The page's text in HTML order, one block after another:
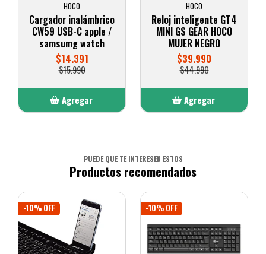
HOCO
Cargador inalámbrico
CW59 USB-C apple /
samsumg watch
$14.391
$15.990
Agregar
HOCO
Reloj inteligente GT4
MINI GS GEAR HOCO
MUJER NEGRO
$39.990
$44.990
Agregar
PUEDE QUE TE INTERESEN ESTOS
Productos recomendados
-10% OFF -10% OFF